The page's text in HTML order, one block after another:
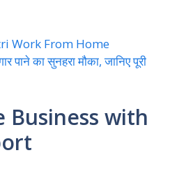
Work From Home
पाने का सुनहरा मौका, जानिए पूरी
Business with